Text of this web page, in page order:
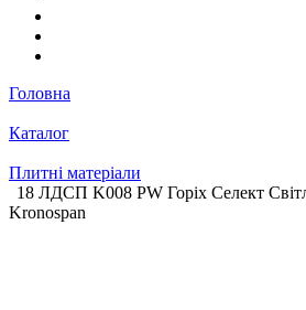
Головна
Каталог
Плитні матеріали
18 ЛДСП K008 PW Горіх Селект
Kronospan